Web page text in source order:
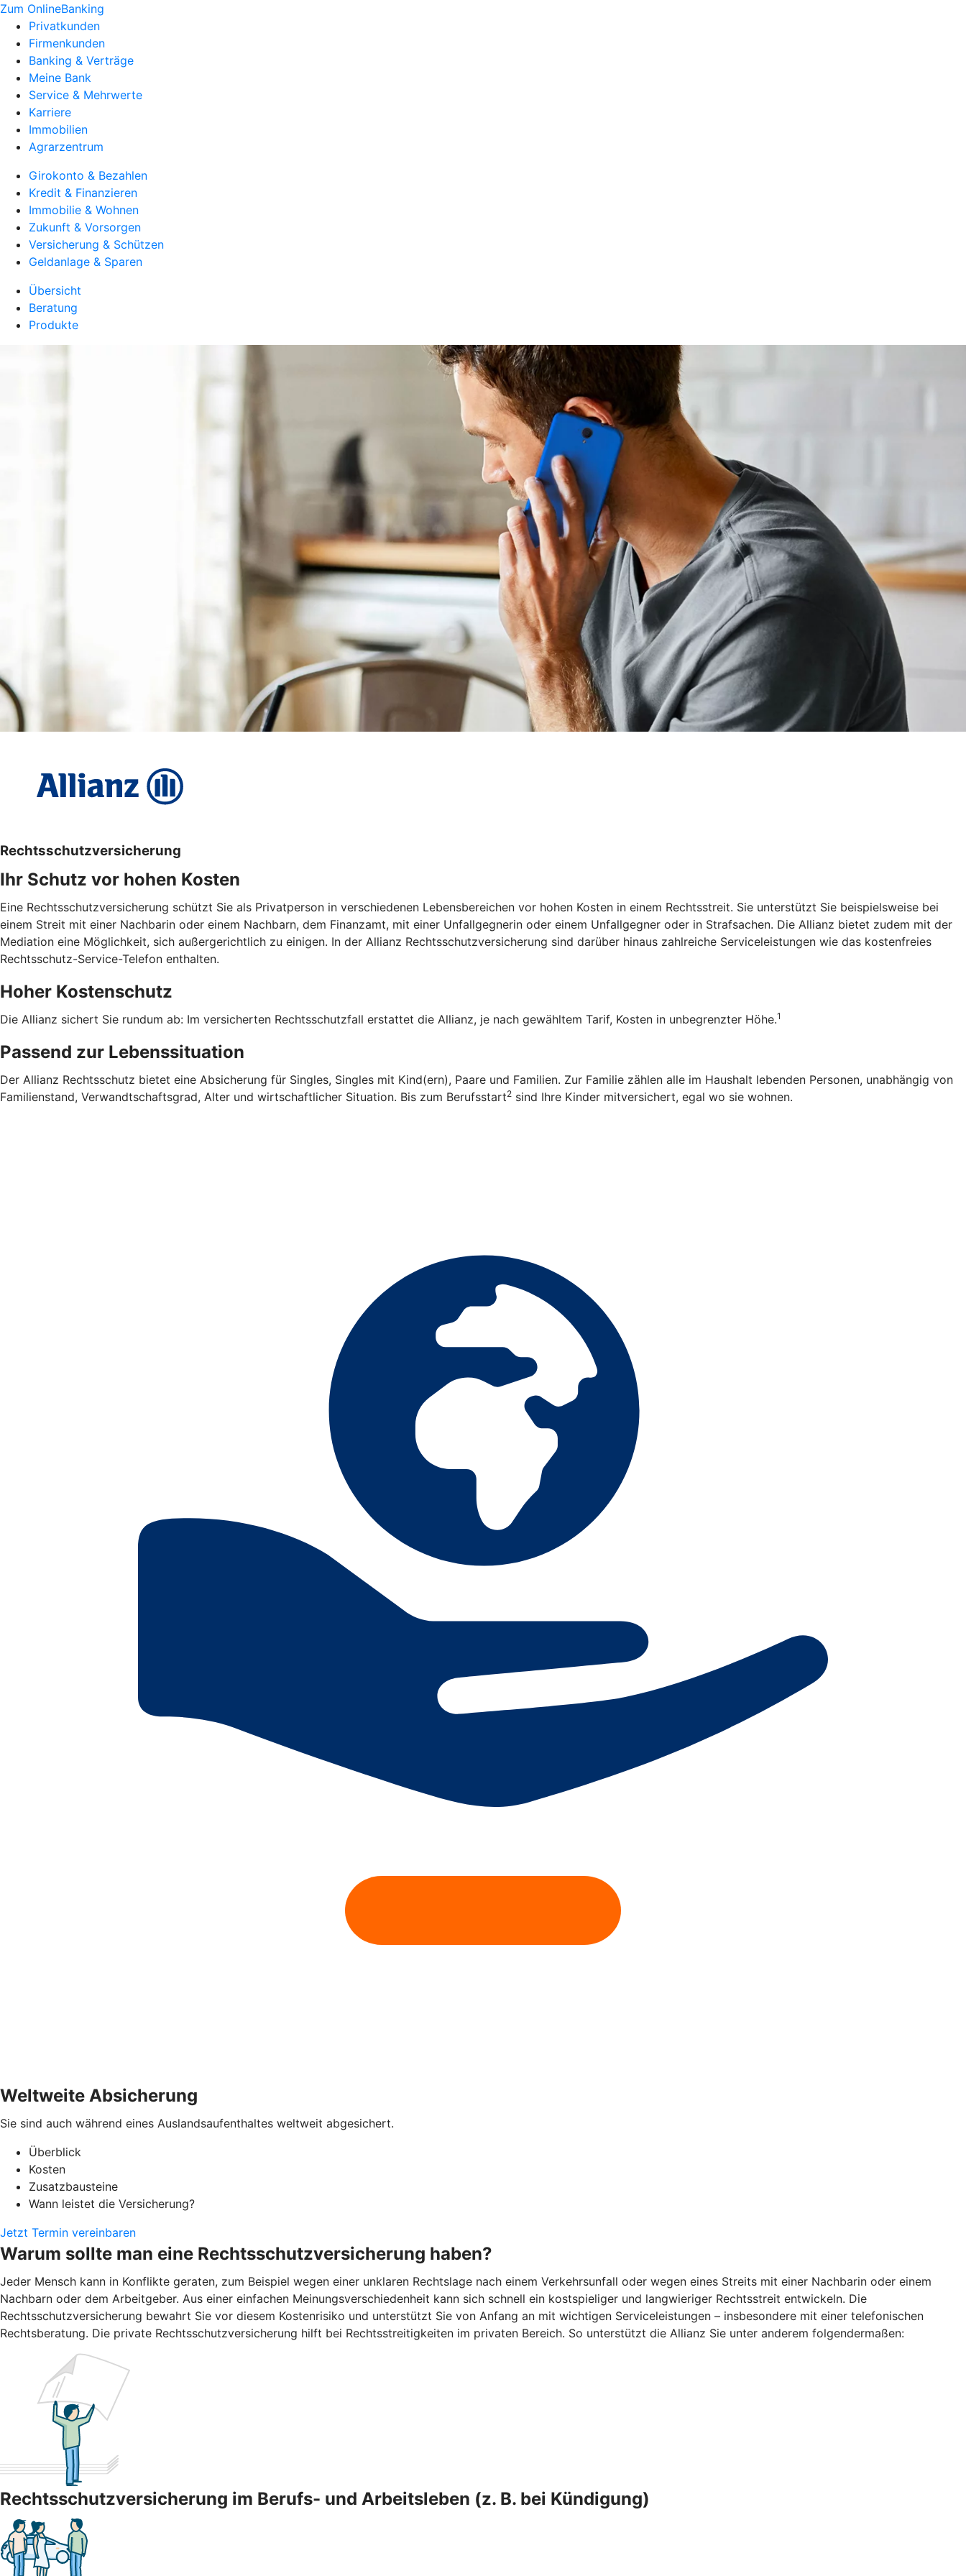
Zum OnlineBanking
Privatkunden
Firmenkunden
Banking & Verträge
Meine Bank
Service & Mehrwerte
Karriere
Immobilien
Agrarzentrum
Girokonto & Bezahlen
Kredit & Finanzieren
Immobilie & Wohnen
Zukunft & Vorsorgen
Versicherung & Schützen
Geldanlage & Sparen
Übersicht
Beratung
Produkte
Rechtsschutzversicherung
Ihr Schutz vor hohen Kosten
Eine Rechtsschutzversicherung schützt Sie als Privatperson in verschiedenen Lebensbereichen vor hohen Kosten in einem Rechtsstreit. Sie unterstützt Sie beispielsweise bei
einem Streit mit einer Nachbarin oder einem Nachbarn, dem Finanzamt, mit einer Unfallgegnerin oder einem Unfallgegner oder in Strafsachen. Die Allianz bietet zudem mit der
Mediation eine Möglichkeit, sich außergerichtlich zu einigen. In der Allianz Rechtsschutzversicherung sind darüber hinaus zahlreiche Serviceleistungen wie das kostenfreies
Rechtsschutz-Service-Telefon enthalten.
Hoher Kostenschutz
Die Allianz sichert Sie rundum ab: Im versicherten Rechtsschutzfall erstattet die Allianz, je nach gewähltem Tarif, Kosten in unbegrenzter Höhe.1
Passend zur Lebenssituation
Der Allianz Rechtsschutz bietet eine Absicherung für Singles, Singles mit Kind(ern), Paare und Familien. Zur Familie zählen alle im Haushalt lebenden Personen, unabhängig von
Familienstand, Verwandtschaftsgrad, Alter und wirtschaftlicher Situation. Bis zum Berufsstart2 sind Ihre Kinder mitversichert, egal wo sie wohnen.
Weltweite Absicherung
Sie sind auch während eines Auslandsaufenthaltes weltweit abgesichert.
Überblick
Kosten
Zusatzbausteine
Wann leistet die Versicherung?
Jetzt Termin vereinbaren
Warum sollte man eine Rechtsschutzversicherung haben?
Jeder Mensch kann in Konflikte geraten, zum Beispiel wegen einer unklaren Rechtslage nach einem Verkehrsunfall oder wegen eines Streits mit einer Nachbarin oder einem
Nachbarn oder dem Arbeitgeber. Aus einer einfachen Meinungsverschiedenheit kann sich schnell ein kostspieliger und langwieriger Rechtsstreit entwickeln. Die
Rechtsschutzversicherung bewahrt Sie vor diesem Kostenrisiko und unterstützt Sie von Anfang an mit wichtigen Serviceleistungen – insbesondere mit einer telefonischen
Rechtsberatung. Die private Rechtsschutzversicherung hilft bei Rechtsstreitigkeiten im privaten Bereich. So unterstützt die Allianz Sie unter anderem folgendermaßen:
Rechtsschutzversicherung im Berufs- und Arbeitsleben (z. B. bei Kündigung)